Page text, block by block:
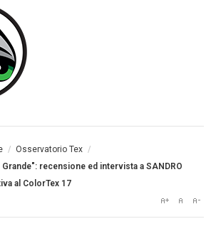
/ Osservatorio Tex /
Grande": recensione ed intervista a SANDRO
al ColorTex 17